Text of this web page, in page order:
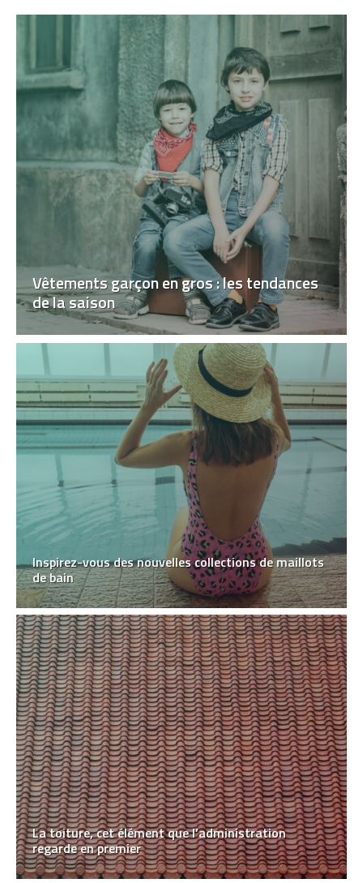
Vêtements garçon en gros : les tendances
de la saison
Inspirez-vous des nouvelles collections de maillots
de bain
La toiture, cet élément que l’administration
regarde en premier